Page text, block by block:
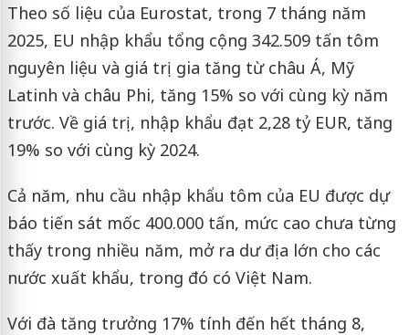
Theo số liệu của Eurostat, trong 7 tháng năm
2025, EU nhập khẩu tổng cộng 342.509 tấn tôm
nguyên liệu và giá trị gia tăng từ châu Á, Mỹ
Latinh và châu Phi, tăng 15% so với cùng kỳ năm
trước. Về giá trị, nhập khẩu đạt 2,28 tỷ EUR, tăng
19% so với cùng kỳ 2024.
Cả năm, nhu cầu nhập khẩu tôm của EU được dự
báo tiến sát mốc 400.000 tấn, mức cao chưa từng
thấy trong nhiều năm, mở ra dư địa lớn cho các
nước xuất khẩu, trong đó có Việt Nam.
Với đà tăng trưởng 17% tính đến hết tháng 8,